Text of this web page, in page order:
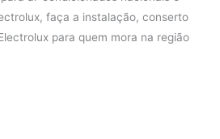
faça a instalação, conserto
para quem mora na região